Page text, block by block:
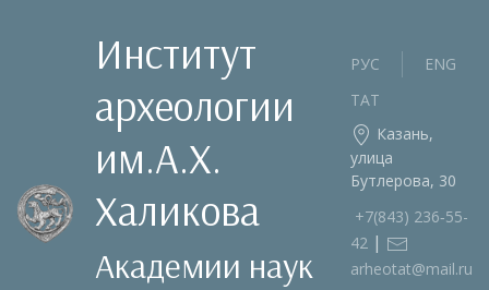
Институт
археологии
им.А.Х.
Халикова
Академии наук
РУС
ENG
ТАТ
Казань,
улица
Бутлерова, 30
+7(843) 236‑55-
42 |
arheotat@mail.ru